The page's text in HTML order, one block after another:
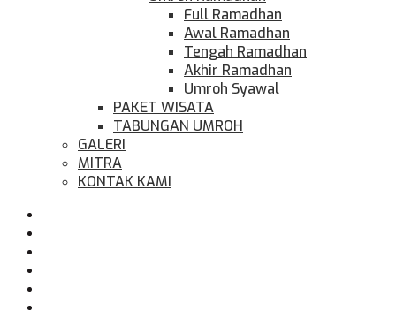
Full Ramadhan
Awal Ramadhan
Tengah Ramadhan
Akhir Ramadhan
Umroh Syawal
PAKET WISATA
TABUNGAN UMROH
GALERI
MITRA
KONTAK KAMI